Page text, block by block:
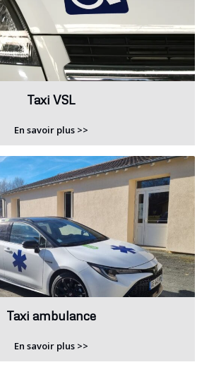
Taxi VSL
En savoir plus >>
Taxi ambulance
En savoir plus >>